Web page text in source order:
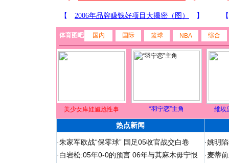
体育图吧 国内 国际 篮球 NBA 综合
美少女库娃尴尬性事 “羽宁恋”主角 维埃
热点新闻
·朱家军欧战“保零球” 国足05收官战交白卷
·白岩松:05年0-0的预言 06年与其麻木毋宁恨
·姚明
·麦蒂